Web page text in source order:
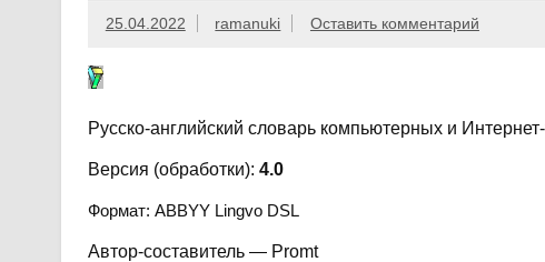
25.04.2022 ramanuki Оставить комментарий
Русско-английский словарь компьютерных и
Версия (обработки): 4.0
Формат: ABBYY Lingvo DSL
Автор-составитель — Promt